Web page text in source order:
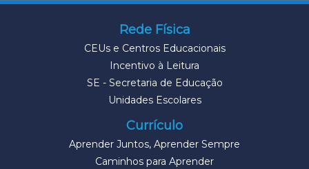
Rede Física
CEUs e Centros Educacionais
Incentivo à Leitura
SE - Secretaria de Educação
Unidades Escolares
Currículo
Aprender Juntos, Aprender Sempre
Caminhos para Aprender